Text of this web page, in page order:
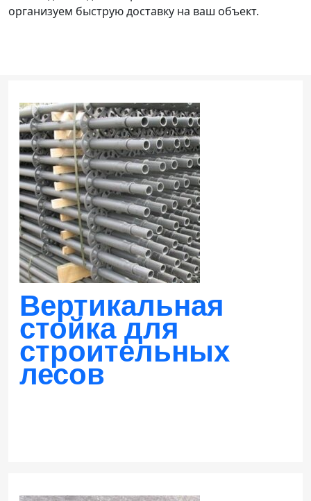
организуем быструю доставку на ваш объект.
Вертикальная
стойка для
строительных
лесов